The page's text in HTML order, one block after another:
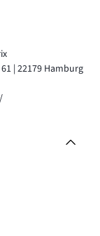
| 22179 Hamburg